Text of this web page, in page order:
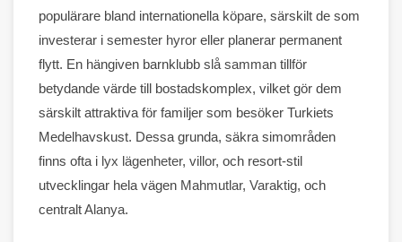
populärare bland internationella köpare, särskilt de som
investerar i semester hyror eller planerar permanent
flytt. En hängiven barnklubb slå samman tillför
betydande värde till bostadskomplex, vilket gör dem
särskilt attraktiva för familjer som besöker Turkiets
Medelhavskust. Dessa grunda, säkra simområden
finns ofta i lyx lägenheter, villor, och resort-stil
utvecklingar hela vägen Mahmutlar, Varaktig, och
centraltAlanya.